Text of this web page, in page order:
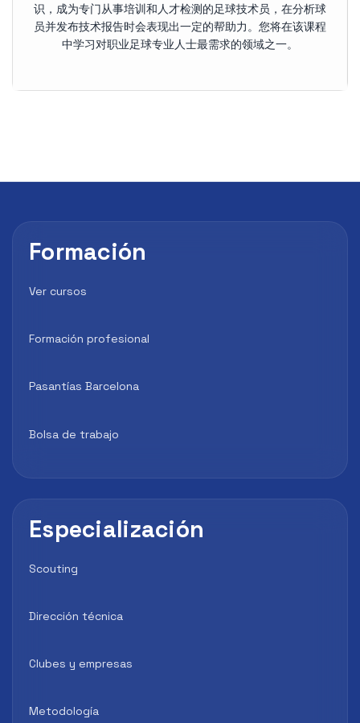
识，成为专门从事培训和人才检测的足球技术员，在分析球
员并发布技术报告时会表现出一定的帮助力。您将在该课程
中学习对职业足球专业人士最需求的领域之一。
Formación
Ver cursos
Formación profesional
Pasantías Barcelona
Bolsa de trabajo
Especialización
Scouting
Dirección técnica
Clubes y empresas
Metodología